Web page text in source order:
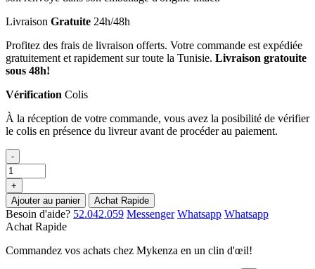
Livraison Gratuite 24h/48h
Profitez des frais de livraison offerts. Votre commande est expédiée
gratuitement et rapidement sur toute la Tunisie. Livraison gratouite
sous 48h!
Vérification Colis
À la réception de votre commande, vous avez la posibilité de vérifier
le colis en présence du livreur avant de procéder au paiement.
-
+
Ajouter au panier
Achat Rapide
Besoin d'aide? 52.042.059 Messenger Whatsapp Whatsapp
Achat Rapide
Commandez vos achats chez Mykenza en un clin d'œil!